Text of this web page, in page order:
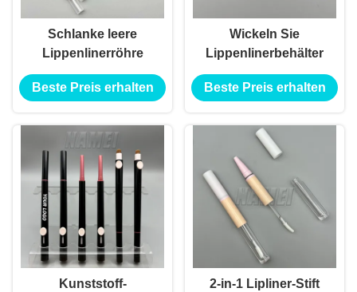
Schlanke leere
Lippenlinerröhre
Beste Preis erhalten
Wickeln Sie
Lippenlinerbehälter
Beste Preis erhalten
Kunststoff- 2-in-1 Lipliner-Stift